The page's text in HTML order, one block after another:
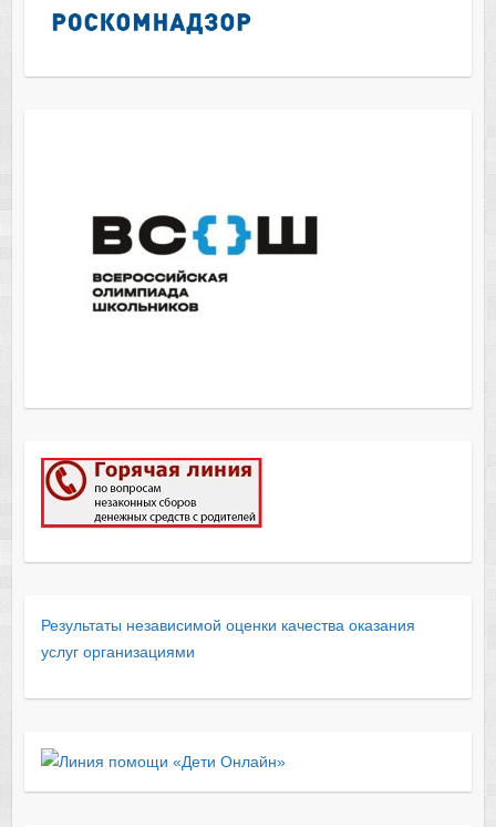
Результаты независимой оценки качества оказания
услуг организациями